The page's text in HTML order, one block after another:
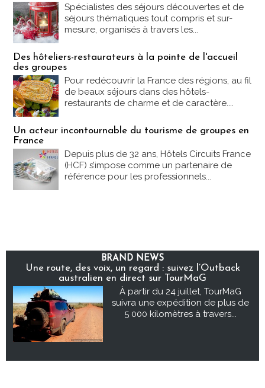
Spécialistes des séjours découvertes et de
séjours thématiques tout compris et sur-
mesure, organisés à travers les...
Des hôteliers-restaurateurs à la pointe de l'accueil
des groupes
Pour redécouvrir la France des régions, au fil
de beaux séjours dans des hôtels-
restaurants de charme et de caractère....
Un acteur incontournable du tourisme de groupes en
France
Depuis plus de 32 ans, Hôtels Circuits France
(HCF) s’impose comme un partenaire de
référence pour les professionnels...
BRAND NEWS
Une route, des voix, un regard : suivez l’Outback
australien en direct sur TourMaG
À partir du 24 juillet, TourMaG
suivra une expédition de plus de
5 000 kilomètres à travers...